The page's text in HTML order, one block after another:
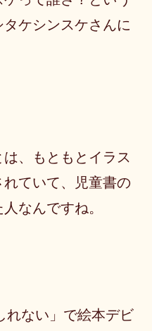
ケシンスケさんに
、もともとイラス
れていて、児童書の
なんですね。
れない」で絵本デビ